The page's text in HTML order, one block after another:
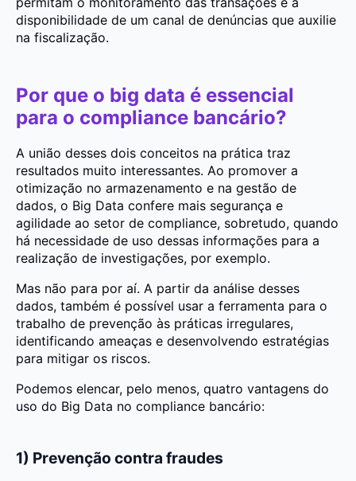
disponibilidade de um canal de denúncias que auxilie
na fiscalização.
Por que o big data é essencial
para o compliance bancário?
A união desses dois conceitos na prática traz
resultados muito interessantes. Ao promover a
otimização no armazenamento e na gestão de
dados, o Big Data confere mais segurança e
agilidade ao setor de compliance, sobretudo, quando
há necessidade de uso dessas informações para a
realização de investigações, por exemplo.
Mas não para por aí. A partir da análise desses
dados, também é possível usar a ferramenta para o
trabalho de prevenção às práticas irregulares,
identificando ameaças e desenvolvendo estratégias
para mitigar os riscos.
Podemos elencar, pelo menos, quatro vantagens do
uso do Big Data no compliance bancário:
1) Prevenção contra fraudes